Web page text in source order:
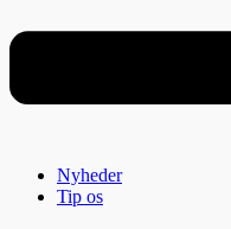
Nyheder
Tip os